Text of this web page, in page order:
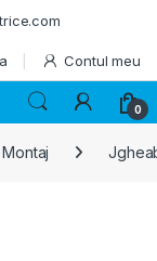
Contul meu
0